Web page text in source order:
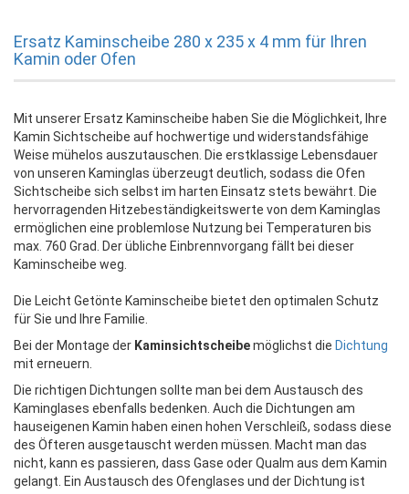
Ersatz Kaminscheibe 280 x 235 x 4 mm für Ihren
Kamin oder Ofen
Mit unserer Ersatz Kaminscheibe haben Sie die Möglichkeit, Ihre
Kamin Sichtscheibe auf hochwertige und widerstandsfähige
Weise mühelos auszutauschen. Die erstklassige Lebensdauer
von unseren Kaminglas überzeugt deutlich, sodass die Ofen
Sichtscheibe sich selbst im harten Einsatz stets bewährt. Die
hervorragenden Hitzebeständigkeitswerte von dem Kaminglas
ermöglichen eine problemlose Nutzung bei Temperaturen bis
max. 760 Grad. Der übliche Einbrennvorgang fällt bei dieser
Kaminscheibe weg.
Die Leicht Getönte Kaminscheibe bietet den optimalen Schutz
für Sie und Ihre Familie.
Bei der Montage der Kaminsichtscheibemöglichst die Dichtung
mit erneuern.
Die richtigen Dichtungen sollte man bei dem Austausch des
Kaminglases ebenfalls bedenken. Auch die Dichtungen am
hauseigenen Kamin haben einen hohen Verschleiß, sodass diese
des Öfteren ausgetauscht werden müssen. Macht man das
nicht, kann es passieren, dass Gase oder Qualm aus dem Kamin
gelangt. Ein Austausch des Ofenglases und der Dichtung ist